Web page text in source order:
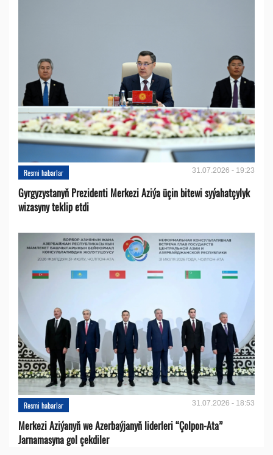
Resmi habarlar 31.07.2026 - 19:23
Gyrgyzystanyň Prezidenti Merkezi Aziýa üçin bitewi syýahatçylyk
wizasyny teklip etdi
Resmi habarlar 31.07.2026 - 18:53
Merkezi Aziýanyň we Azerbaýjanyň liderleri “Çolpon-Ata”
Jarnamasyna gol çekdiler